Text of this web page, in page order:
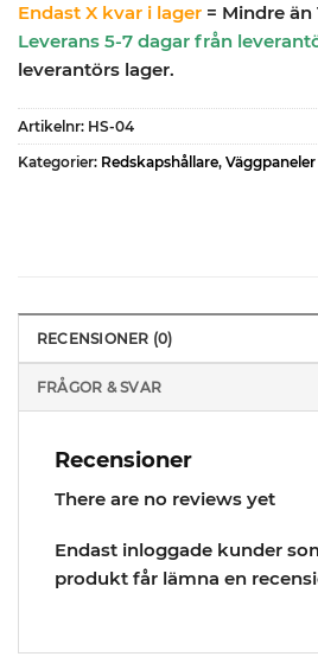
Endast X kvar i lager = Mindre än
Leverans 5-7 dagar från
leverantörs lager.
Artikelnr: HS-04
Kategorier: Redskapshållare, Väggpaneler
RECENSIONER (0)
FRÅGOR & SVAR
Recensioner
There are no reviews yet
Endast inloggade kunder
produkt får lämna en